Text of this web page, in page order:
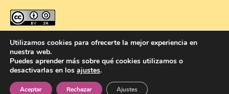
Reconocimiento-CompartirIgual 4.0 Internacional
Utilizamos cookies para ofrecerte la mejor experiencia en
nuestra web.
Puedes aprender más sobre qué cookies utilizamos o
desactivarlas en los ajustes.
Aceptar Rechazar Ajustes